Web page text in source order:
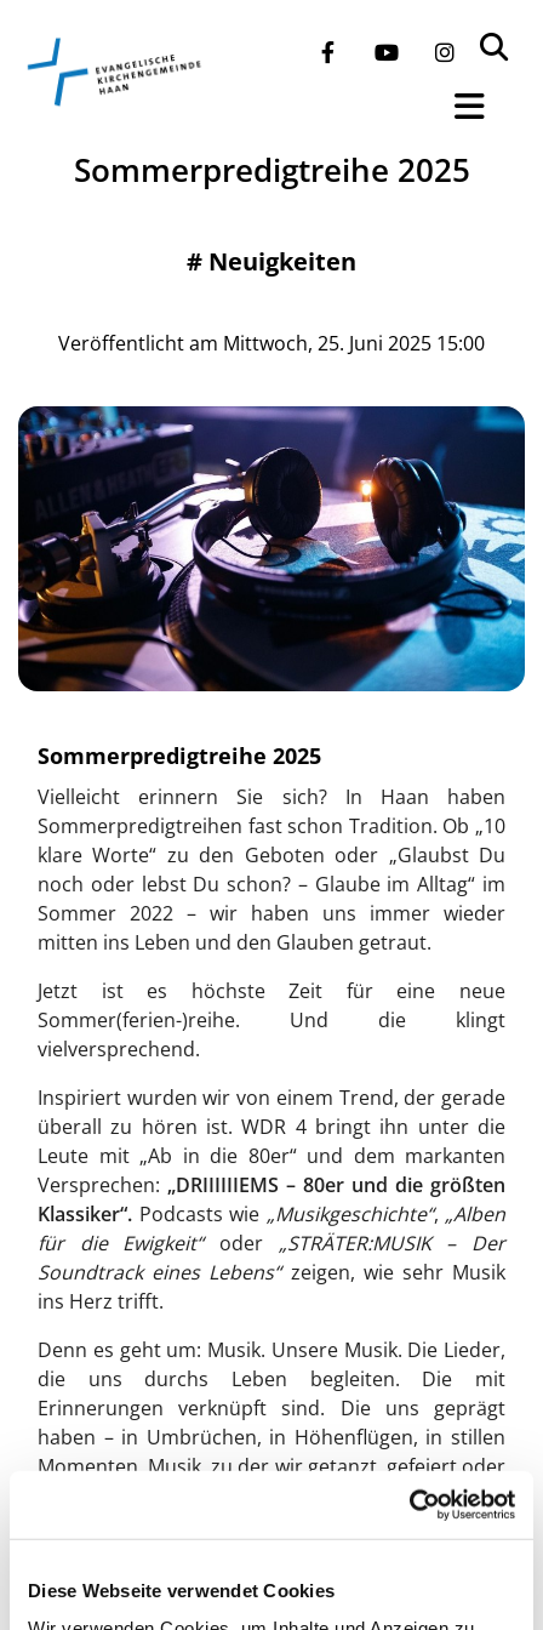
Diese Webseite verwendet Cookies
Sommerpredigtreihe 2025
# Neuigkeiten
Veröffentlicht am Mittwoch, 25. Juni 2025 15:00
Sommerpredigtreihe 2025
Vielleicht erinnern Sie sich? In Haan haben
Sommerpredigtreihen fast schon Tradition. Ob „10
klare Worte“ zu den Geboten oder „Glaubst Du
noch oder lebst Du schon? – Glaube im Alltag“ im
Sommer 2022 – wir haben uns immer wieder
mitten ins Leben und den Glauben getraut.
Jetzt ist es höchste Zeit für eine neue
Sommer(ferien-)reihe. Und die klingt
vielversprechend.
Inspiriert wurden wir von einem Trend, der gerade
überall zu hören ist. WDR 4 bringt ihn unter die
Leute mit „Ab in die 80er“ und dem markanten
Versprechen: „DRIIIIIIEMS – 80er und die größten
Klassiker“. Podcasts wie „Musikgeschichte“, „Alben
für die Ewigkeit“oder „STRÄTER:MUSIK – Der
Soundtrack eines Lebens“zeigen, wie sehr Musik
ins Herz trifft.
Denn es geht um: Musik. Unsere Musik. Die Lieder,
die uns durchs Leben begleiten. Die mit
Erinnerungen verknüpft sind. Die uns geprägt
haben – in Umbrüchen, in Höhenflügen, in stillen
Momenten. Musik, zu der wir getanzt, gefeiert oder
geweint haben. Manchmal alles gleichzeitig.
Deshalb gestalten wir diesen Sommer unter dem
Sieben Sommersonntage, sieben Lieder – und jede